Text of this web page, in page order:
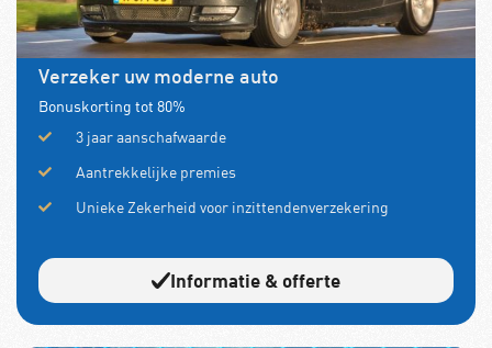
Verzeker uw moderne auto
Bonuskorting tot 80%
3 jaar aanschafwaarde
Aantrekkelijke premies
Unieke Zekerheid voor inzittendenverzekering
Informatie & offerte